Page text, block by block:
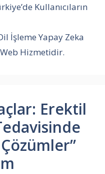
Kullanıcıların
İşleme Yapay Zeka
Hizmetidir.
Erektil